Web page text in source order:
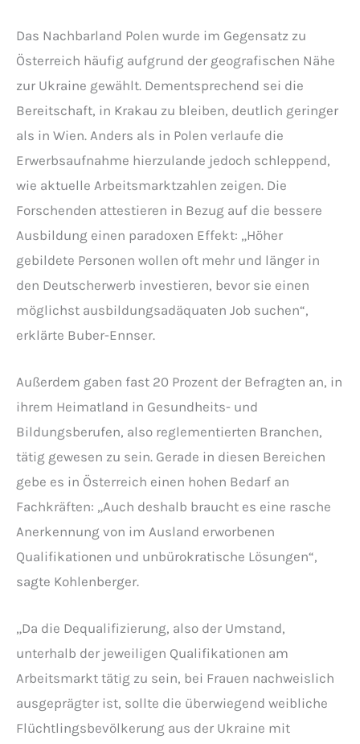
Das Nachbarland Polen wurde im Gegensatz zu
Österreich häufig aufgrund der geografischen Nähe
zur Ukraine gewählt. Dementsprechend sei die
Bereitschaft, in Krakau zu bleiben, deutlich geringer
als in Wien. Anders als in Polen verlaufe die
Erwerbsaufnahme hierzulande jedoch schleppend,
wie aktuelle Arbeitsmarktzahlen zeigen. Die
Forschenden attestieren in Bezug auf die bessere
Ausbildung einen paradoxen Effekt: „Höher
gebildete Personen wollen oft mehr und länger in
den Deutscherwerb investieren, bevor sie einen
möglichst ausbildungsadäquaten Job suchen“,
erklärte Buber-Ennser.
Außerdem gaben fast 20 Prozent der Befragten an, in
ihrem Heimatland in Gesundheits- und
Bildungsberufen, also reglementierten Branchen,
tätig gewesen zu sein. Gerade in diesen Bereichen
gebe es in Österreich einen hohen Bedarf an
Fachkräften: „Auch deshalb braucht es eine rasche
Anerkennung von im Ausland erworbenen
Qualifikationen und unbürokratische Lösungen“,
sagte Kohlenberger.
„Da die Dequalifizierung, also der Umstand,
unterhalb der jeweiligen Qualifikationen am
Arbeitsmarkt tätig zu sein, bei Frauen nachweislich
ausgeprägter ist, sollte die überwiegend weibliche
Flüchtlingsbevölkerung aus der Ukraine mit